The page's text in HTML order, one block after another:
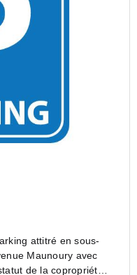
attitré en sous-
Maunoury avec
statut de la copropriété.